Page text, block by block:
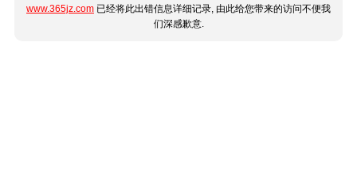
www.365jz.com 已经将此出错信息详细记录, 由此给您带来的访问不便我
们深感歉意.